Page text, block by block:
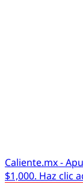
Caliente.mx -
$1,000. Haz clic